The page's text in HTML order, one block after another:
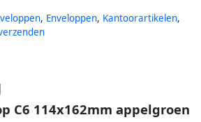
, Enveloppen, Kantoorartikelen,
C6 114x162mm appelgroen